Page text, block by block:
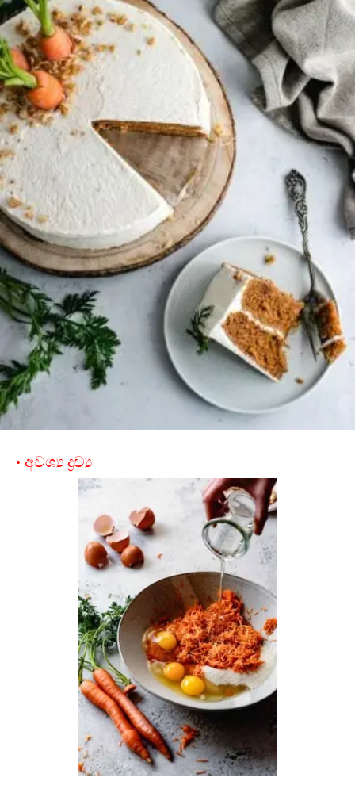
• අවශ්‍ය ද්‍රව්‍ය